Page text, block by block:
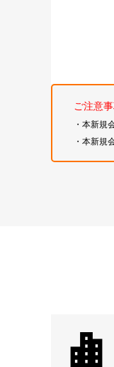
ご注意
・本新規
・本新規